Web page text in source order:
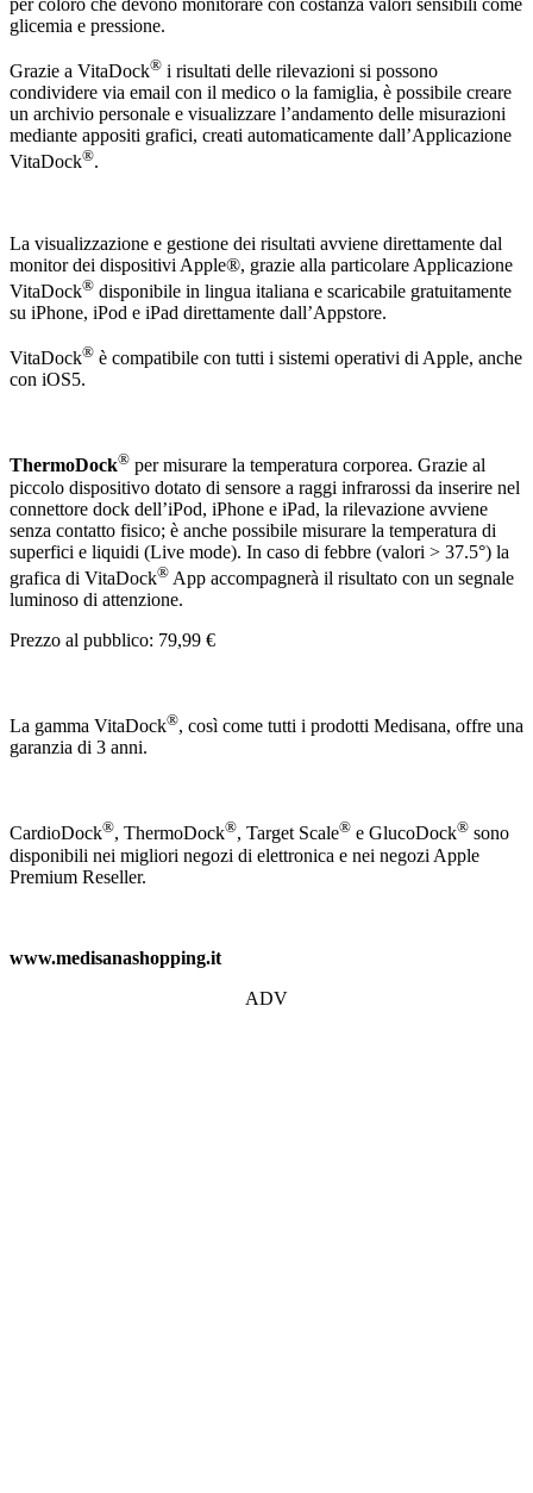
per coloro che devono monitorare con costanza valori sensibili come
glicemia e pressione.
Grazie a VitaDock® i risultati delle rilevazioni si possono
condividere via email con il medico o la famiglia, è possibile creare
un archivio personale e visualizzare l’andamento delle misurazioni
mediante appositi grafici, creati automaticamente dall’Applicazione
VitaDock®.
La visualizzazione e gestione dei risultati avviene direttamente dal
monitor dei dispositivi Apple®, grazie alla particolare Applicazione
VitaDock® disponibile in lingua italiana e scaricabile gratuitamente
su iPhone, iPod e iPad direttamente dall’Appstore.
VitaDock® è compatibile con tutti i sistemi operativi di Apple, anche
con iOS5.
ThermoDock® per misurare la temperatura corporea. Grazie al
piccolo dispositivo dotato di sensore a raggi infrarossi da inserire nel
connettore dock dell’iPod, iPhone e iPad, la rilevazione avviene
senza contatto fisico; è anche possibile misurare la temperatura di
superfici e liquidi (Live mode). In caso di febbre (valori > 37.5°) la
grafica di VitaDock® App accompagnerà il risultato con un segnale
luminoso di attenzione.
Prezzo al pubblico: 79,99 €
La gamma VitaDock®, così come tutti i prodotti Medisana, offre una
garanzia di 3 anni.
CardioDock®, ThermoDock®, Target Scale® e GlucoDock® sono
disponibili nei migliori negozi di elettronica e nei negozi Apple
Premium Reseller.
www.medisanashopping.it
ADV